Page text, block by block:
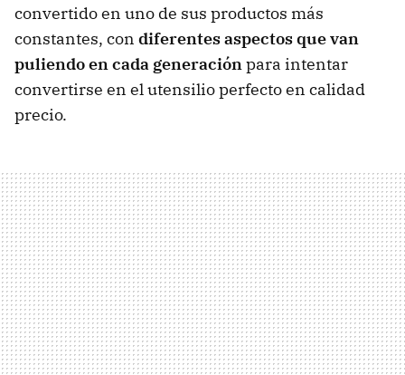
convertido en uno de sus productos más
constantes, con diferentes aspectos que van
puliendo en cada generaciónpara intentar
convertirse en el utensilio perfecto en calidad
precio.